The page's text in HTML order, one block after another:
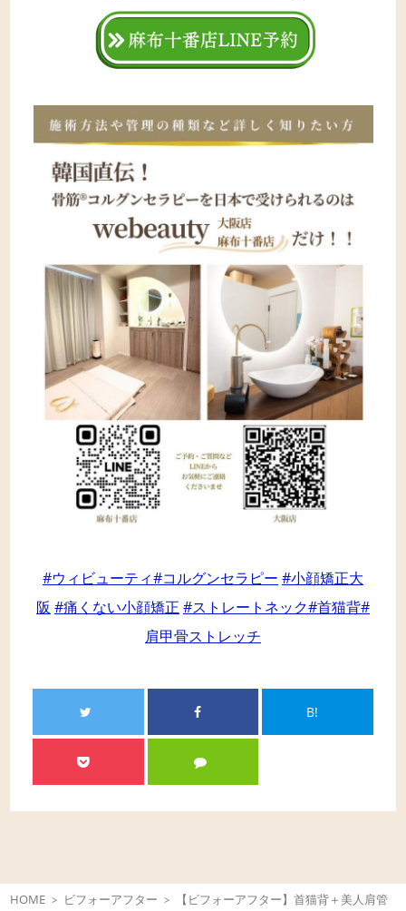
#ウィビューティ#コルグンセラピー #小顔矯正大
阪 #痛くない小顔矯正 #ストレートネック#首猫背#
肩甲骨ストレッチ
B!
HOME ビフォーアフター
【ビフォーアフター】首猫背＋美人肩管